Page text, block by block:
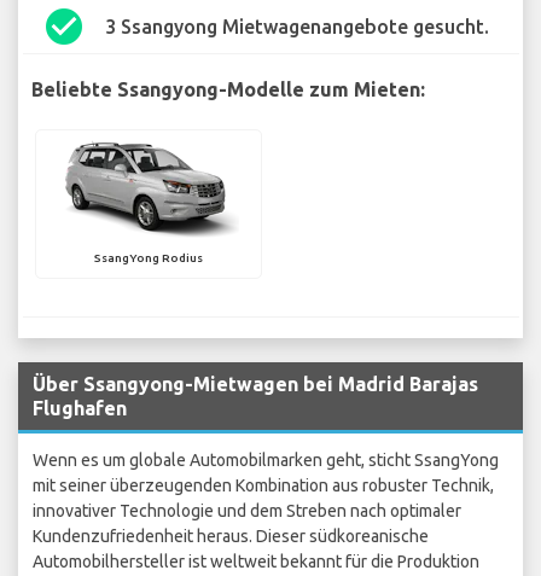
check_circle 3 Ssangyong Mietwagenangebote gesucht.
Beliebte Ssangyong-Modelle zum Mieten:
SsangYong Rodius
Über Ssangyong-Mietwagen bei Madrid Barajas
Flughafen
Wenn es um globale Automobilmarken geht, sticht SsangYong
mit seiner überzeugenden Kombination aus robuster Technik,
innovativer Technologie und dem Streben nach optimaler
Kundenzufriedenheit heraus. Dieser südkoreanische
Automobilhersteller ist weltweit bekannt für die Produktion